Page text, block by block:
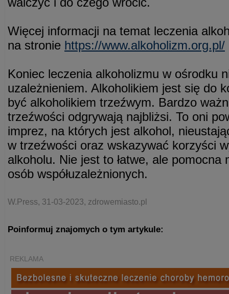
Więcej informacji na temat leczenia
na stronie https://www.alkoholizm.org.pl/
Koniec leczenia alkoholizmu w ośrodku
uzależnieniem. Alkoholikiem jest się do
być alkoholikiem trzeźwym. Bardzo
trzeźwości odgrywają najbliżsi. To oni
imprez, na których jest alkohol,
w trzeźwości oraz wskazywać korzyści
alkoholu. Nie jest to łatwe, ale pomocna
osób współuzależnionych.
W.Press, 31-03-2023, zdrowemiasto.pl
Poinformuj znajomych o tym artykule:
REKLAMA